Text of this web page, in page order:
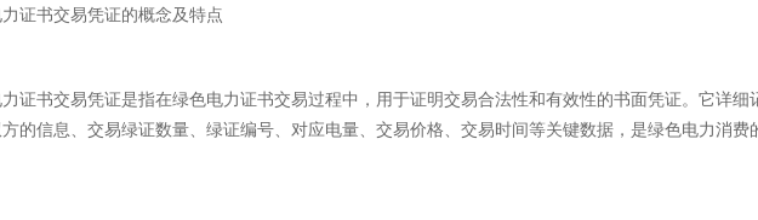
证书交易凭证的概念及特点
证书交易凭证是指在绿色电力证书交易过程中，用于证明交易合法性和有效性的书面凭证。它详细
的信息、交易绿证数量、绿证编号、对应电量、交易价格、交易时间等关键数据，是绿色电力消费